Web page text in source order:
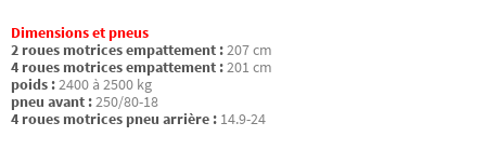
Dimensions et pneus
2 roues motrices empattement :207 cm
4 roues motrices empattement :201 cm
poids :2400 à 2500 kg
pneu avant :250/80-18
4 roues motrices pneu arrière : 14.9-24